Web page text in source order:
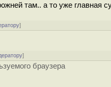
там.. а то уже главная
]
]
браузера